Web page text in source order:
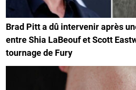
Brad Pitt a dû intervenir après
entre Shia LaBeouf et Scott
tournage de Fury